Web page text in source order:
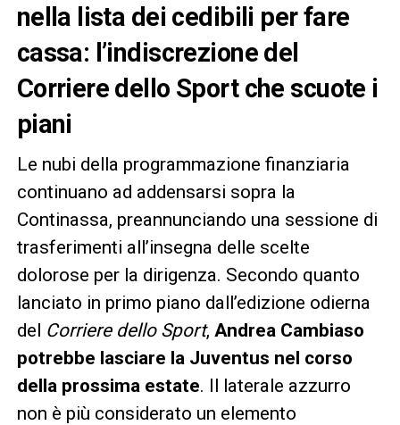
nella lista dei cedibili per fare
cassa: l’indiscrezione del
Corriere dello Sport che scuote i
piani
Le nubi della programmazione finanziaria
continuano ad addensarsi sopra la
Continassa, preannunciando una sessione di
trasferimenti all’insegna delle scelte
dolorose per la dirigenza. Secondo quanto
lanciato in primo piano dall’edizione odierna
del Corriere dello Sport, Andrea Cambiaso
potrebbe lasciare la Juventus nel corso
della prossima estate. Il laterale azzurro
non è più considerato un elemento